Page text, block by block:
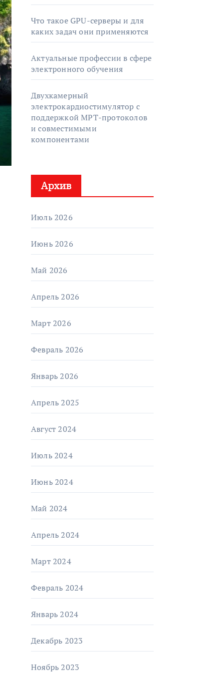
Что такое GPU-серверы и для
каких задач они применяются
Актуальные профессии в сфере
электронного обучения
Двухкамерный
электрокардиостимулятор с
поддержкой МРТ-протоколов
и совместимыми
компонентами
Архив
Июль 2026
Июнь 2026
Май 2026
Апрель 2026
Март 2026
Февраль 2026
Январь 2026
Апрель 2025
Август 2024
Июль 2024
Июнь 2024
Май 2024
Апрель 2024
Март 2024
Февраль 2024
Январь 2024
Декабрь 2023
Ноябрь 2023